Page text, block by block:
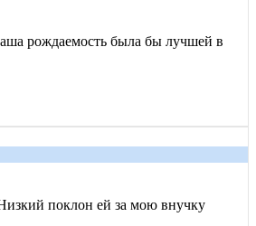
рождаемость была бы лучшей в
поклон ей за мою внучку